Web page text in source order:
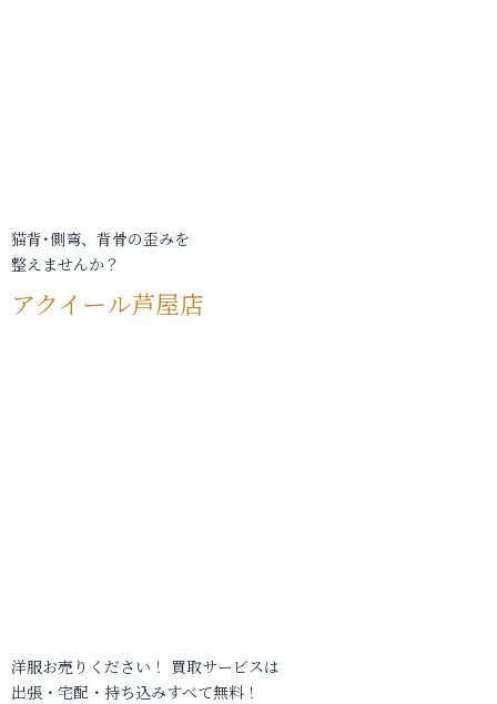
猫背･側弯、背骨の歪みを
整えませんか？
アクイール芦屋店
洋服お売りください！ 買取サービスは
出張・宅配・持ち込みすべて無料！